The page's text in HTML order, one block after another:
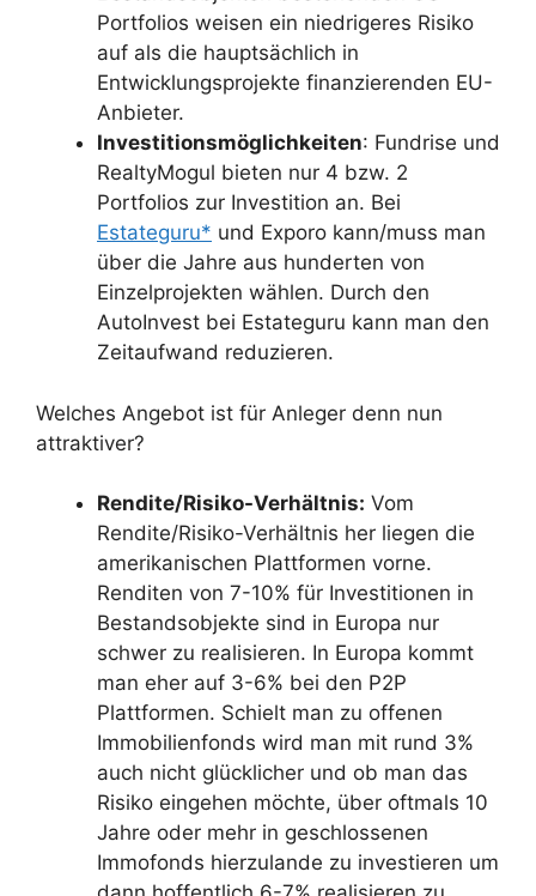
Portfolios weisen ein niedrigeres Risiko
auf als die hauptsächlich in
Entwicklungsprojekte finanzierenden EU-
Anbieter.
Investitionsmöglichkeiten: Fundrise und
RealtyMogul bieten nur 4 bzw. 2
Portfolios zur Investition an. Bei
Estateguru* und Exporo kann/muss man
über die Jahre aus hunderten von
Einzelprojekten wählen. Durch den
AutoInvest bei Estateguru kann man den
Zeitaufwand reduzieren.
Welches Angebot ist für Anleger denn nun
attraktiver?
Rendite/Risiko-Verhältnis: Vom
Rendite/Risiko-Verhältnis her liegen die
amerikanischen Plattformen vorne.
Renditen von 7-10% für Investitionen in
Bestandsobjekte sind in Europa nur
schwer zu realisieren. In Europa kommt
man eher auf 3-6% bei den P2P
Plattformen. Schielt man zu offenen
Immobilienfonds wird man mit rund 3%
auch nicht glücklicher und ob man das
Risiko eingehen möchte, über oftmals 10
Jahre oder mehr in geschlossenen
Immofonds hierzulande zu investieren um